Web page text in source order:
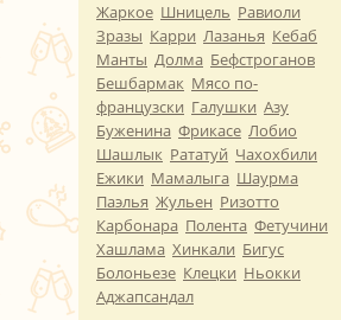
Жаркое Шницель Равиоли
Зразы Карри Лазанья Кебаб
Манты Долма Бефстроганов
Бешбармак Мясо по-
французски Галушки Азу
Буженина Фрикасе Лобио
Шашлык Рататуй Чахохбили
Ежики Мамалыга Шаурма
Паэлья Жульен Ризотто
Карбонара Полента Фетучини
Хашлама Хинкали Бигус
Болоньезе Клецки Ньокки
Аджапсандал